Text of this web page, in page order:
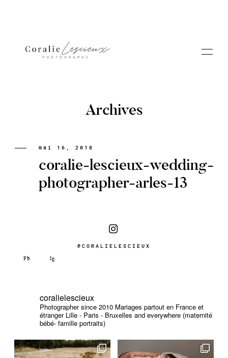
Portfolio
A PROPOS CORALIE
Archives
mai 16, 2018
coralie-lescieux-wedding-
photographer-arles-13
@CORALIELESCIEUX
coralielescieux
Photographer since 2010 Mariages partout en France et
étranger Lille - Paris - Bruxelles and everywhere (maternité
bébé- famille portraits)